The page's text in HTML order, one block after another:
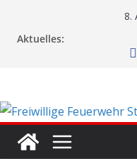
8.
Aktuelles: